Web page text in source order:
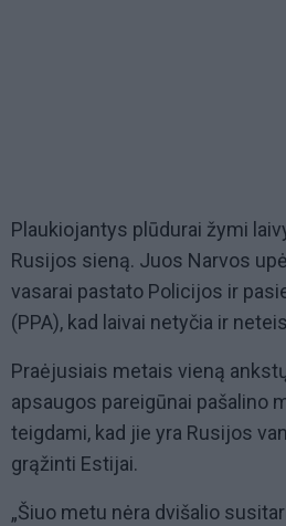
Plaukiojantys plūdurai žymi
Rusijos sieną. Juos Narvos
vasarai pastato Policijos ir
(PPA), kad laivai netyčia ir
Praėjusiais metais vieną
apsaugos pareigūnai pašalino
teigdami, kad jie yra Rusijos
grąžinti Estijai.
„Šiuo metu nėra dvišalio